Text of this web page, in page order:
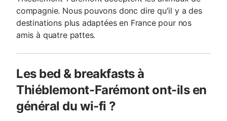
compagnie. Nous pouvons donc dire qu'il y a des
destinations plus adaptées en France pour nos
amis à quatre pattes.
Les bed & breakfasts à
Thiéblemont-Farémont ont-ils en
général du wi-fi ?